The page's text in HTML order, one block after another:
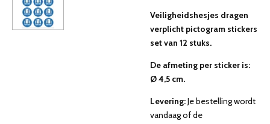
Veiligheidshesjes dragen
verplicht pictogram stickers
set van 12 stuks.
De afmeting per sticker is:
Ø 4,5 cm.
Levering:Je bestelling wordt
vandaag of de